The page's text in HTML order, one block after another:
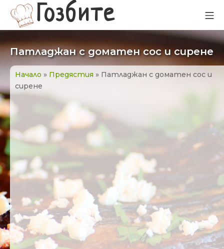
Прескачане
към
съдържанието
Гозбите
Патладжан с доматен сос и сирене
Начало » Предястия » Патладжан с доматен сос и
сирене